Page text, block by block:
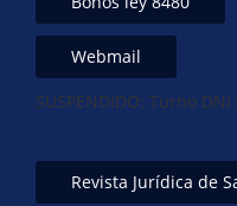
Webmail
SUSPENDIDO: Turno
Revista Jurídica de